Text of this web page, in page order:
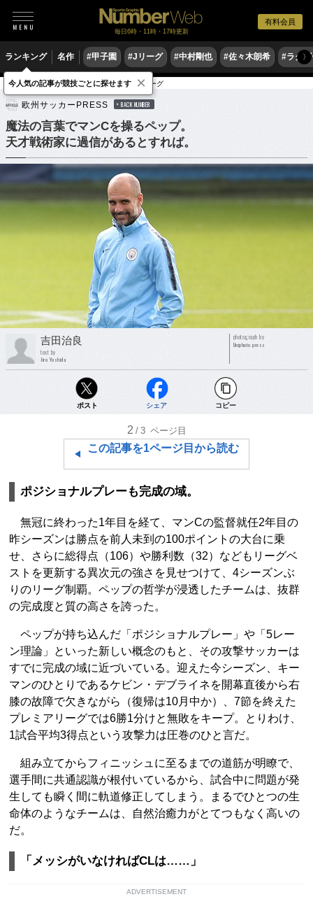
有料会員
毎日6時・11時・17時更新
ランキング 名作 #甲子園 #Jリーグ #中村剛也 #佐々木朗希 #ラグ〉
サッカー 海外サッカー プレミアリーグ
欧州サッカーPRESS BACK NUMBER
魔法の言葉でマンCを操るペップ。
天才戦術家に過信があるとすれば。
吉田治良
text by
Jiro Yoshida
photograph by
Uniphoto press
ポスト シェア コピー
2 /3 ページ目
この記事を1ページ目から読む
ポジショナルプレーも完成の域。
無冠に終わった1年目を経て、マンCの監督就任2年目の
昨シーズンは勝点を前人未到の100ポイントの大台に乗
せ、さらに総得点（106）や勝利数（32）などもリーグベ
ストを更新する異次元の強さを見せつけて、4シーズンぶ
りのリーグ制覇。ペップの哲学が浸透したチームは、抜群
の完成度と質の高さを誇った。
ペップが持ち込んだ「ポジショナルプレー」や「5レー
ン理論」といった新しい概念のもと、その攻撃サッカーは
すでに完成の域に近づいている。迎えた今シーズン、キー
マンのひとりであるケビン・デブライネを開幕直後から右
膝の故障で欠きながら（復帰は10月中か）、7節を終えた
プレミアリーグでは6勝1分けと無敗をキープ。とりわけ、
1試合平均3得点という攻撃力は圧巻のひと言だ。
組み立てからフィニッシュに至るまでの道筋が明瞭で、
選手間に共通認識が根付いているから、試合中に問題が発
生しても瞬く間に軌道修正してしまう。まるでひとつの生
命体のようなチームは、自然治癒力がとてつもなく高いの
だ。
「メッシがいなければCLは……」
ADVERTISEMENT
今人気の記事が競技ごとに探せます ×